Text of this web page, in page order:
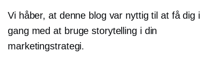
Vi håber, at denne blog var nyttig til at få dig i
gang med at bruge storytelling i din
marketingstrategi.